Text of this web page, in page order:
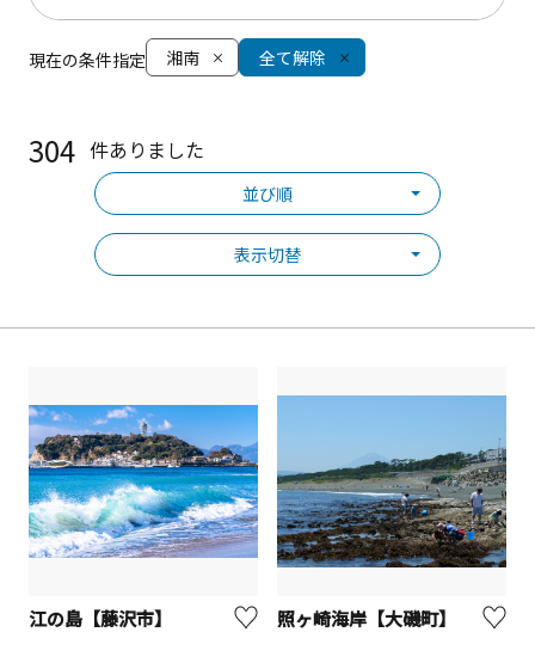
現在の条件指定 湘南 全て解除
304 件ありました
並び順
表示切替
江の島【藤沢市】 照ヶ崎海岸【大磯町】